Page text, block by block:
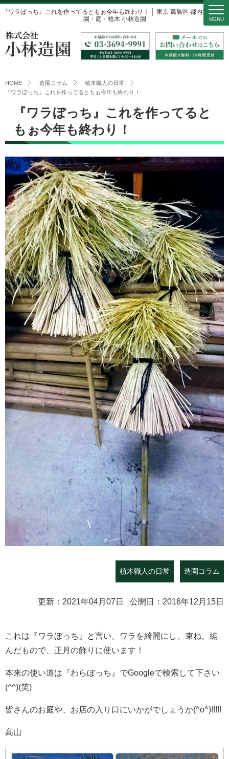
『ワラぼっち』これを作ってるともぉ今年も終わり！ │ 東京 葛飾区 都内近郊の造
園・庭・植木 小林造園
MENU
HOME 造園コラム
植木職人の日常
『ワラぼっち』これを作ってるともぉ今年も終わり！
『ワラぼっち』これを作ってると
もぉ今年も終わり！
植木職人の日常 造園コラム
更新：2021年04月07日 公開日：2016年12月15日
これは『ワラぼっち』と言い、ワラを綺麗にし、束ね、編
んだもので、正月の飾りに使います！
本来の使い道は『わらぼっち』でGoogleで検索して下さい
(^^)(笑)
皆さんのお庭や、お店の入り口にいかがでしょうか(^o^)!!!!!
高山